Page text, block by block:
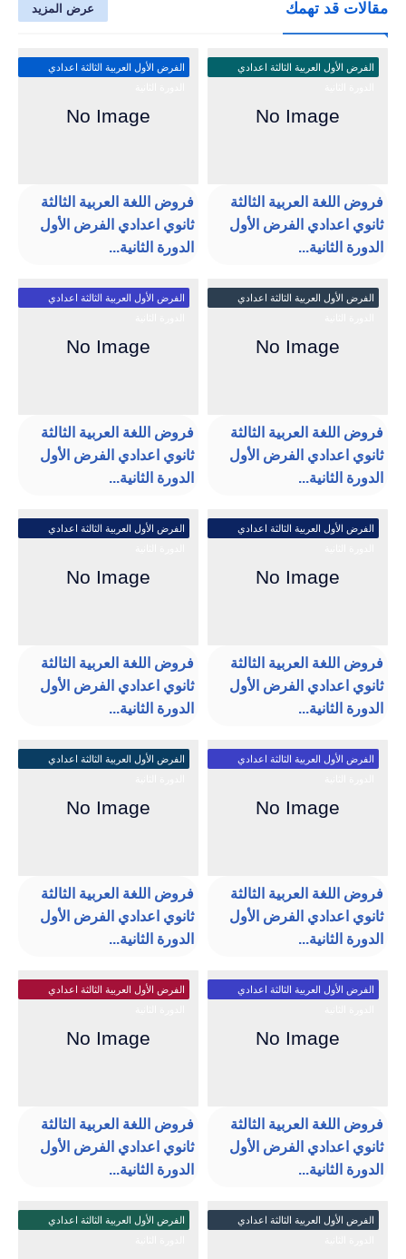
مقالات قد تهمك عرض المزيد
الفرض الأول العربية الثالثة اعدادي
فروض اللغة العربية الثالثة
ثانوي اعدادي الفرض الأول
الدورة الثانية...
الفرض الأول العربية الثالثة اعدادي
فروض اللغة العربية الثالثة
ثانوي اعدادي الفرض الأول
الدورة الثانية...
الفرض الأول العربية الثالثة اعدادي
فروض اللغة العربية الثالثة
ثانوي اعدادي الفرض الأول
الدورة الثانية...
الفرض الأول العربية الثالثة اعدادي
فروض اللغة العربية الثالثة
ثانوي اعدادي الفرض الأول
الدورة الثانية...
الفرض الأول العربية الثالثة اعدادي
فروض اللغة العربية الثالثة
ثانوي اعدادي الفرض الأول
الدورة الثانية...
الفرض الأول العربية الثالثة اعدادي
فروض اللغة العربية الثالثة
ثانوي اعدادي الفرض الأول
الدورة الثانية...
الفرض الأول العربية الثالثة اعدادي
فروض اللغة العربية الثالثة
ثانوي اعدادي الفرض الأول
الدورة الثانية...
الفرض الأول العربية الثالثة اعدادي
فروض اللغة العربية الثالثة
ثانوي اعدادي الفرض الأول
الدورة الثانية...
الفرض الأول العربية الثالثة اعدادي
فروض اللغة العربية الثالثة
ثانوي اعدادي الفرض الأول
الدورة الثانية...
الفرض الأول العربية الثالثة اعدادي
فروض اللغة العربية الثالثة
ثانوي اعدادي الفرض الأول
الدورة الثانية...
الفرض الأول العربية الثالثة اعدادي
الفرض الأول العربية الثالثة اعدادي